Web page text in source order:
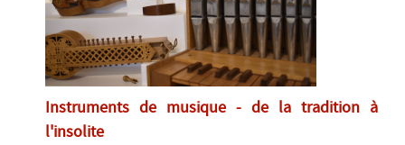
Instruments de musique - de la tradition à
l'insolite